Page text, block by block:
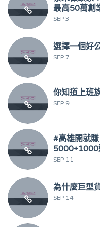
最高50萬創
SEP 3
選擇一個好
SEP 7
你知道上班
SEP 9
#高雄開就
5000+1000
SEP 11
為什麼巨型
SEP 14